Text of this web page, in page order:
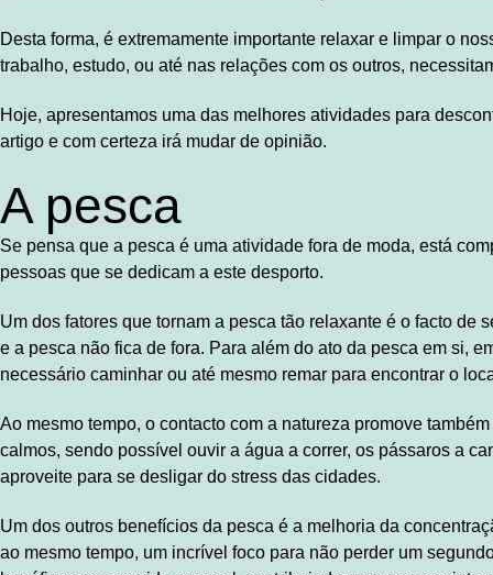
Desta forma, é extremamente importante relaxar e limpar o
trabalho, estudo, ou até nas relações com os outros,
Hoje, apresentamos uma das melhores atividades para
artigo e com certeza irá mudar de opinião.
A pesca
Se pensa que a pesca é uma atividade fora de moda, está
pessoas que se dedicam a este desporto.
Um dos fatores que tornam a pesca tão relaxante é o facto
e a pesca não fica de fora. Para além do ato da pesca em si,
necessário caminhar ou até mesmo remar para encontrar o
Ao mesmo tempo, o contacto com a natureza promove
calmos, sendo possível ouvir a água a correr, os pássaros a
aproveite para se desligar do stress das cidades.
Um dos outros benefícios da pesca é a melhoria da
ao mesmo tempo, um incrível foco para não perder um